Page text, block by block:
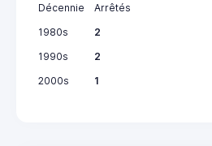
Décennie
Arrêtés
1980s
2
1990s
2
2000s
1